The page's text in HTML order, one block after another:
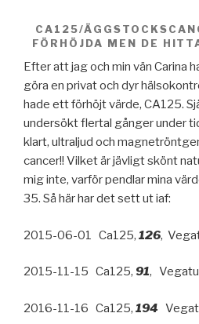
CA125/
FÖRHÖJDA MEN DE
Efter att jag och min vän Carina
göra en privat och dyr
hade ett förhöjt värde, CA125.
undersökt flertal gånger under
klart, ultraljud och
cancer!! Vilket är jävligt skönt
mig inte, varför pendlar mina
35. Så här har det sett ut iaf:
2015-06-01 Ca125, 126,
2015-11-15 Ca125, 91,
2016-11-16 Ca125, 194